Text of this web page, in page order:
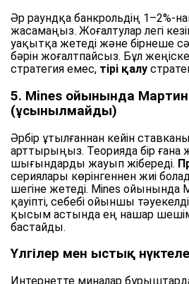
Әр раундқа банкрольдің 1–2%-
жасамаңыз. Жоғалтулар легі
уақытқа жетеді және бірнеше
бәрін жоғалтпайсыз. Бұл
стратегия емес, тірі қалу
5. Mines ойынында
(ұсынылмайды)
Әрбір ұтылғаннан кейін
арттырыңыз. Теорияда бір ғана
шығындарды жауып жібереді.
сериялары көрінгеннен жиі
шегіне жетеді. Mines ойынында
қауіпті, себебі ойыншы
қысым астында ең нашар
бастайды.
Үлгілер мен ыстық
Интернетте миналар